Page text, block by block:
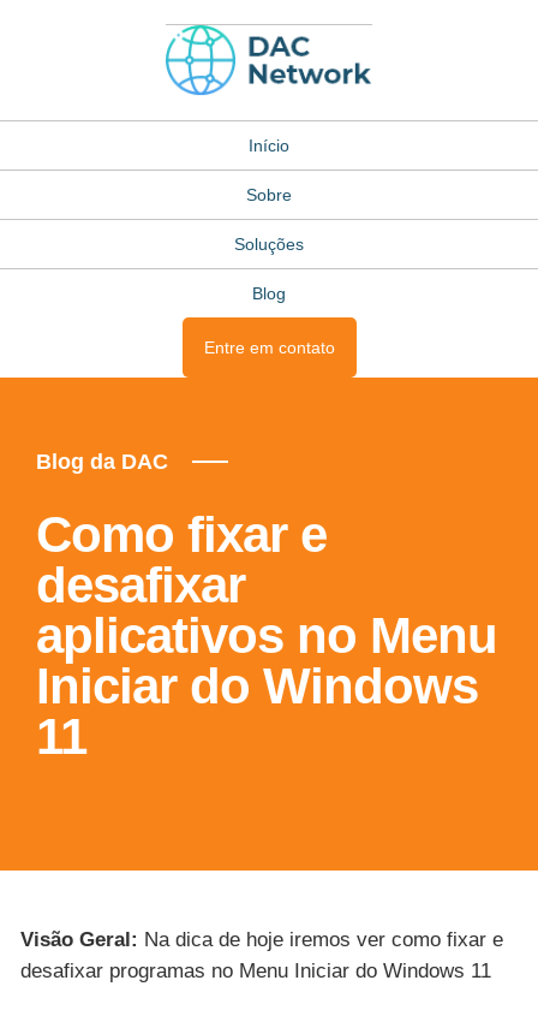
Início
Sobre
Soluções
Blog
Entre em contato
Blog da DAC
Como fixar e
desafixar
aplicativos no Menu
Iniciar do Windows
11
Visão Geral: Na dica de hoje iremos ver como fixar e
desafixar programas no Menu Iniciar do Windows 11